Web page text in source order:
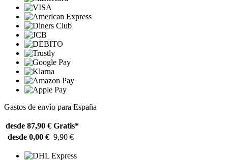
Gastos de envío para España
desde 87,90 € Gratis*
desde 0,00 € 9,90 €